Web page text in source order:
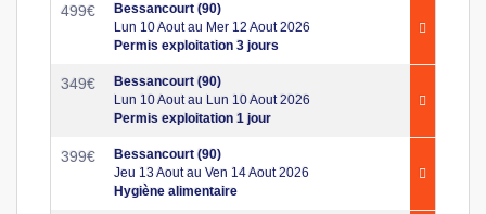
499€
Bessancourt (90)
Lun 10 Aout au Mer 12 Aout 2026
Permis exploitation 3 jours
349€
Bessancourt (90)
Lun 10 Aout au Lun 10 Aout 2026
Permis exploitation 1 jour
399€
Bessancourt (90)
Jeu 13 Aout au Ven 14 Aout 2026
Hygiène alimentaire